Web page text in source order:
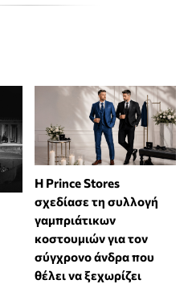
Η Prince Stores
σχεδίασε τη συλλογή
γαμπριάτικων
κοστουμιών για τον
σύγχρονο άνδρα που
θέλει να ξεχωρίζει